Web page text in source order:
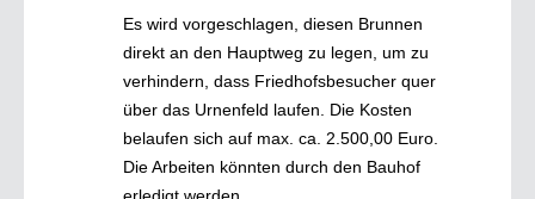
Es wird vorgeschlagen, diesen Brunnen
direkt an den Hauptweg zu legen, um zu
verhindern, dass Friedhofsbesucher quer
über das Urnenfeld laufen. Die Kosten
belaufen sich auf max. ca. 2.500,00 Euro.
Die Arbeiten könnten durch den Bauhof
erledigt werden.